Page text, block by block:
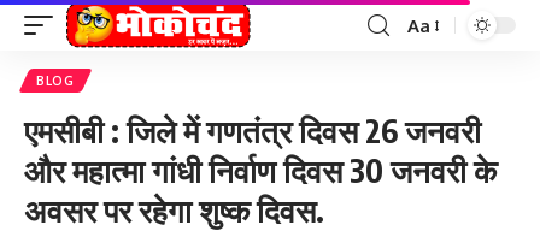
Font
Aa
BLOG
एमसीबी : जिले में गणतंत्र दिवस 26 जनवरी
और महात्मा गांधी निर्वाण दिवस 30 जनवरी के
अवसर पर रहेगा शुष्क दिवस.